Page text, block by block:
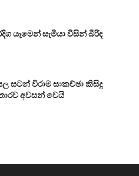
යෑමෙන් සැමියා විසින් බිරිඳ
සටන් විරාම සාකච්ඡා කිසිදු
අවසන් වෙයි